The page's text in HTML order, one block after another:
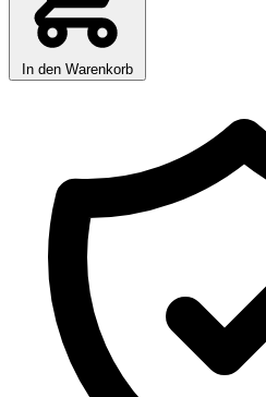
In den Warenkorb